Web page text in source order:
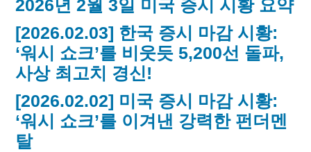
2026년 2월 3일 미국 증시 시황 요약
[2026.02.03] 한국 증시 마감 시황:
‘워시 쇼크’를 비웃듯 5,200선 돌파,
사상 최고치 경신!
[2026.02.02] 미국 증시 마감 시황:
‘워시 쇼크’를 이겨낸 강력한 펀더멘
탈